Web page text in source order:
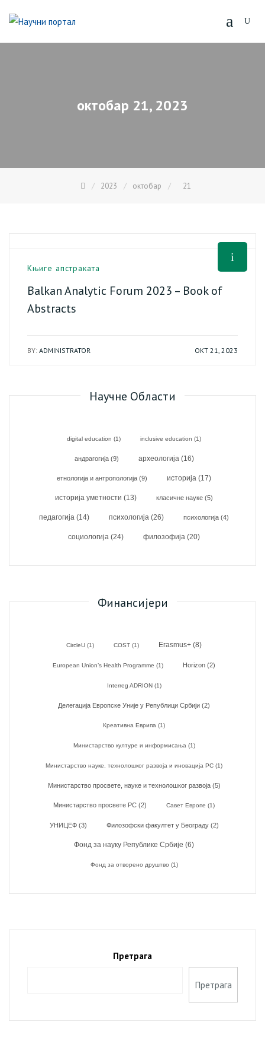
октобар 21, 2023
2023 октобар 21
Књиге апстраката
Balkan Analytic Forum 2023 – Book of
Abstracts
BY: ADMINISTRATOR ОКТ 21, 2023
Научне Области
digital education (1) inclusive education (1)
андрагогија(9) археологија (16)
етнологија и антропологија (9) историја (17)
историја уметности (13) класичне науке (5)
педагогија (14) психологија (26) психологија (4)
социологија (24) филозофија (20)
Финансијери
CircleU (1) COST (1) Erasmus+ (8)
European Union’s Health Programme (1) Horizon (2)
Interreg ADRION(1)
Делегација Европске Уније у Републици Србији (2)
Креативна Еврипа (1)
Министарство културе и информисања (1)
Министарство науке, технолошког развоја и иновација РС (1)
Министарство просвете, науке и технолошког развоја(5)
Министарство просвете РС (2) Савет Европе (1)
УНИЦЕФ(3) Филозофски факултет у Београду(2)
Фонд за науку Републике Србије (6)
Фонд за отворено друштво (1)
Претрага
Претрага